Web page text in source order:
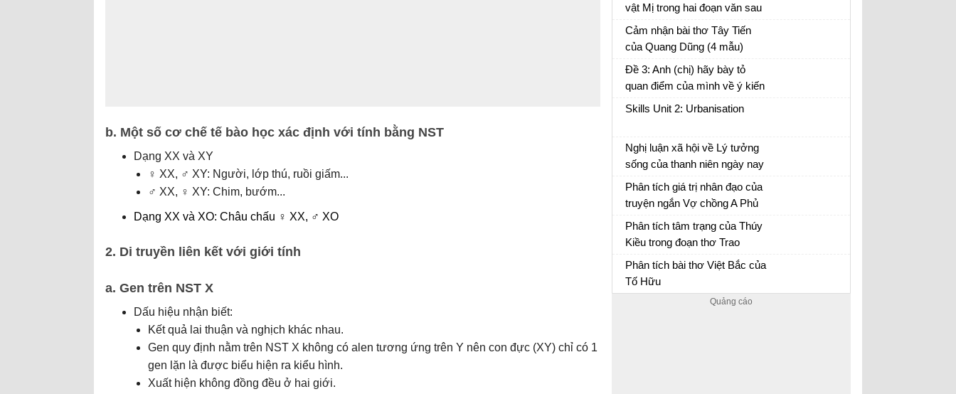
b. Một số cơ chế tế bào học xác định với tính bằng NST
Dạng XX và XY
♀ XX, ♂ XY: Người, lớp thú, ruồi giấm...
♂ XX, ♀ XY: Chim, bướm...
Dạng XX và XO: Châu chấu ♀ XX, ♂ XO
2. Di truyền liên kết với giới tính
a. Gen trên NST X
Dấu hiệu nhận biết:
Kết quả lai thuận và nghịch khác nhau.
Gen quy định nằm trên NST X không có alen tương ứng trên Y nên con đực (XY) chỉ có 1
gen lặn là được biểu hiện ra kiểu hình.
Xuất hiện không đồng đều ở hai giới.
vật Mị trong hai đoạn văn sau
“Lần lần, mấy năm qua…. Mị
sẽ ăn cho chết ngay, chứ
không buồn nhớ lại nữa”
Văn mẫu 12
Cảm nhận bài thơ Tây Tiến
của Quang Dũng (4 mẫu)
Cảm nhận Tây Tiến - Văn mẫu 12
Đề 3: Anh (chị) hãy bày tỏ
quan điểm của mình về ý kiến
của nhà văn Pháp La-bơ-ruy-
những tình cảm cao quý và
can đảm,...
Skills Unit 2: Urbanisation
Nghị luận xã hội về Lý tưởng
sống của thanh niên ngày nay
Phân tích giá trị nhân đạo của
truyện ngắn Vợ chồng A Phủ
Vợ chồng A Phủ - Văn mẫu 12
Phân tích tâm trạng của Thúy
Kiều trong đoạn thơ Trao
duyên
Phân tích bài Trao duyên
Phân tích bài thơ Việt Bắc của
Tố Hữu